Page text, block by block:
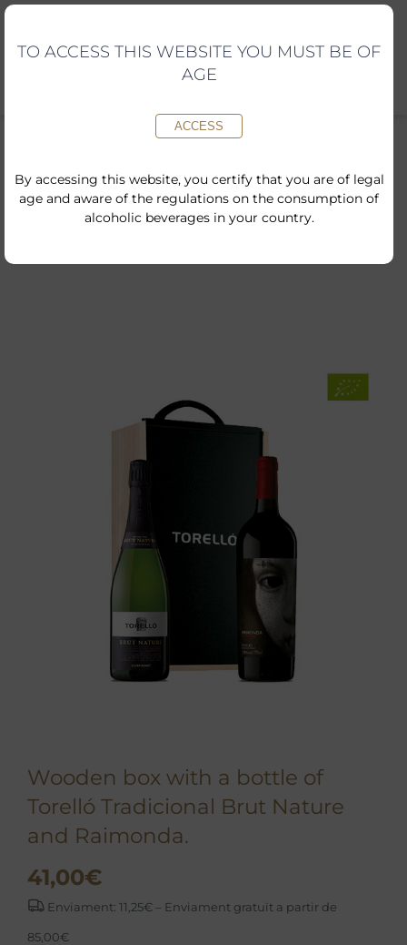
Skip
content
Inici »
Wooden box with a bottle of Torelló Tradicional
Wooden box with a bottle of
Torelló Tradicional Brut Nature
and Raimonda.
41,00€
Enviament: 11,25€ – Enviament gratuït a partir de
85,00€
TO ACCESS THIS WEBSITE YOU MUST BE OF
AGE
ACCESS
By accessing this website, you certify that you are of legal
age and aware of the regulations on the consumption of
alcoholic beverages in your country.